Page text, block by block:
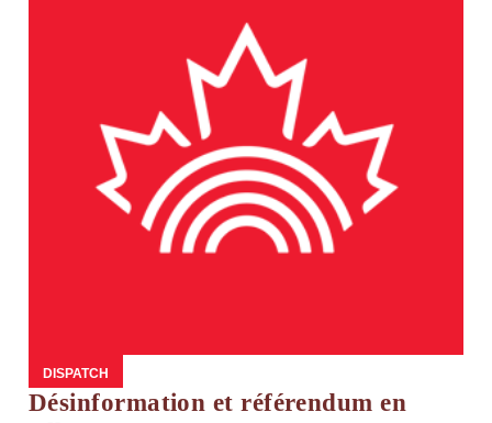
DISPATCH
Désinformation et référendum en